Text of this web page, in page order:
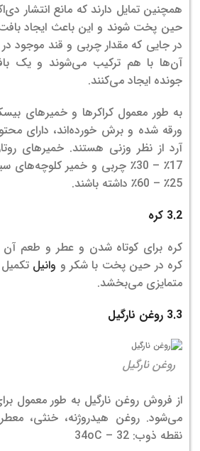
همچنین تمایل دارند که مانع انتشار
حین پخت شوند و این باعث ایجاد
در جایی که مقدار چربی و قند موجود در
آن‌ها با هم ترکیب می‌شوند و یک
جونده ایجاد می‌کنند.
به طور معمول کراکرها و خمیرهای
آرد از نظر وزنی هستند. خمیرهای
17٪ – 30٪ چربی و خمیر
25٪ – 60٪ داشته باشند.
3.2 کره
کره برای کوتاه شدن و عطر و طعم
کره در حین پخت با شکر و وانیل
متمایزی می‌بخشد.
3.3 روغن نارگیل
روغن نارگیل
از فروش روغن نارگیل به طور معمول
می‌شود. روغن هیدروژنه، خنثی،
نقطه ذوب: 32 – 34oC